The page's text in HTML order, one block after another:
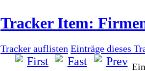
Tracker Item:
Tracker auflisten Einträge dieses